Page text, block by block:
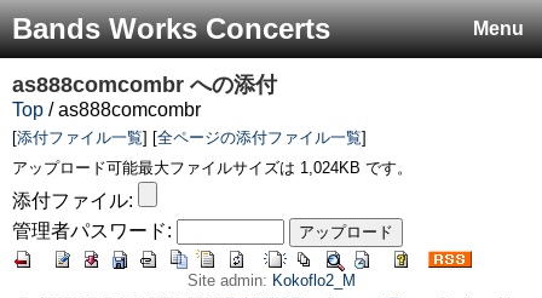
Menu
Bands Works Concerts
as888comcombr への添付
Top / as888comcombr
[添付ファイル一覧] [全ページの添付ファイル一覧]
アップロード可能最大ファイルサイズは 1,024KB です。
添付ファイル:
管理者パスワード:
Site admin: Kokoflo2_M